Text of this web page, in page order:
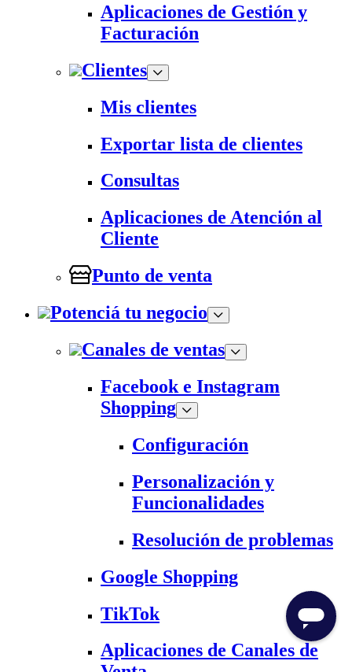
Aplicaciones de Gestión y
Facturación
Clientes
Mis clientes
Exportar lista de clientes
Consultas
Aplicaciones de Atención al
Cliente
Punto de venta
Potenciá tu negocio
Canales de ventas
Facebook e Instagram
Shopping
Configuración
Personalización y
Funcionalidades
Resolución de problemas
Google Shopping
TikTok
Aplicaciones de Canales de